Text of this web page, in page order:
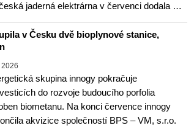
jaderná elektrárna v červenci dodala …
v Česku dvě bioplynové stanice,
2026
skupina innogy pokračuje
do rozvoje budoucího porfolia
biometanu. Na konci července innogy
akvizice společností BPS – VM, s.r.o.